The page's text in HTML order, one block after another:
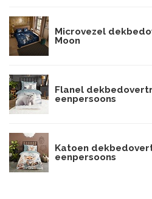
Microvezel
Moon
Flanel
eenpersoons
Katoen
eenpersoons